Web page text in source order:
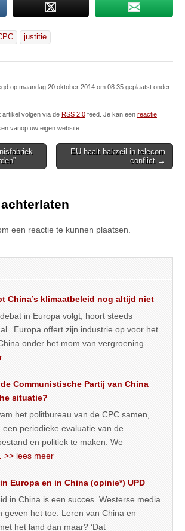
justitie
op maandag 20 oktober 2014 om 08:35 geplaatst onder
volgen via de RSS 2.0 feed. Je kan een reactie
vanop uw eigen website.
EU haalt bakzeil in telecom
conflict →
een reactie te kunnen plaatsen.
China’s klimaatbeleid nog altijd niet
in Europa volgt, hoort steeds
‘Europa offert zijn industrie op voor het
onder het mom van vergroening
Communistische Partij van China
situatie?
het politbureau van de CPC samen,
periodieke evaluatie van de
en politiek te maken. We
>> lees meer
Europa en in China (opinie*) UPD
in China is een succes. Westerse media
geven het toe. Leren van China en
het land dan maar? ‘Dat